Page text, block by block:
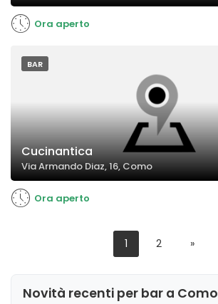
Ora aperto
BAR
Cucinantica
Via Armando Diaz, 16, Como
Ora aperto
1 2 »
Novità recenti per bar a Como